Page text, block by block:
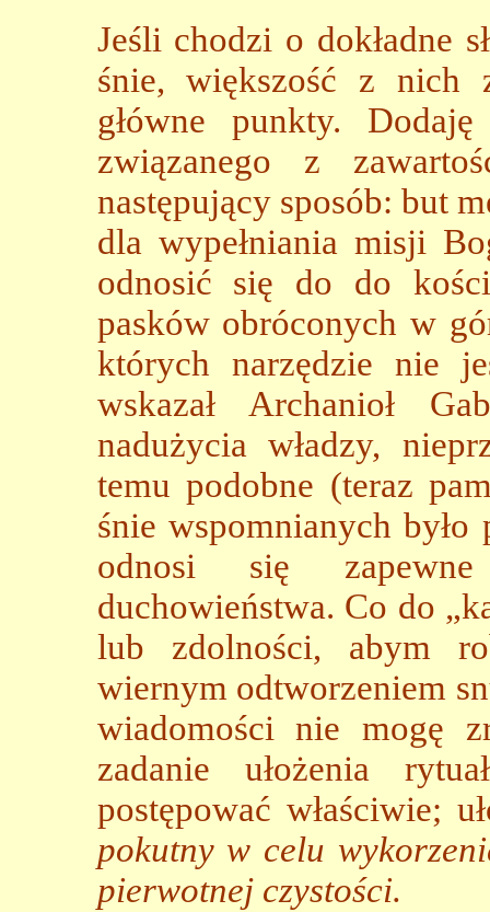
Jeśli chodzi o dokładne
śnie, większość z nich
główne punkty.
związanego z
następujący sposób: but
dla wypełniania misji
odnosić się do do
pasków obróconych w
których narzędzie nie
wskazał Archanioł
nadużycia władzy,
temu podobne (teraz
śnie wspomnianych
odnosi się
duchowieństwa. Co do
lub zdolności, abym
wiernym odtworzeniem
wiadomości nie mogę
zadanie ułożenia
postępować właściwie;
pokutny w celu
pierwotnej czystości.